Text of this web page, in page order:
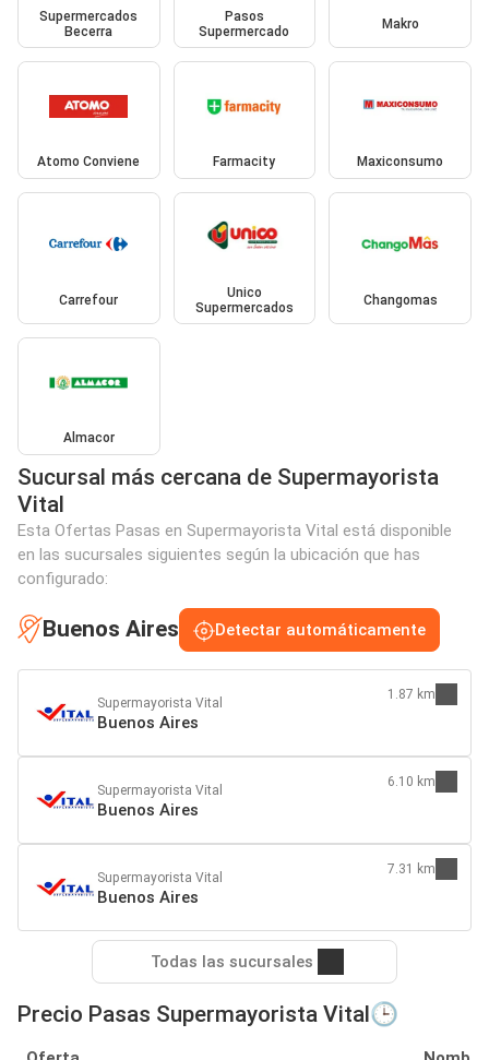
Supermercados
Becerra
Pasos
Supermercado
Makro
Atomo Conviene Farmacity Maxiconsumo
Carrefour
Unico
Supermercados
Changomas
Almacor
Sucursal más cercana de Supermayorista
Vital
Esta Ofertas Pasas en Supermayorista Vital está disponible
en las sucursales siguientes según la ubicación que has
configurado:
Buenos Aires Detectar automáticamente
Supermayorista Vital
Buenos Aires
1.87 km
Supermayorista Vital
Buenos Aires
6.10 km
Supermayorista Vital
Buenos Aires
7.31 km
Todas las sucursales
Precio Pasas Supermayorista Vital🕒